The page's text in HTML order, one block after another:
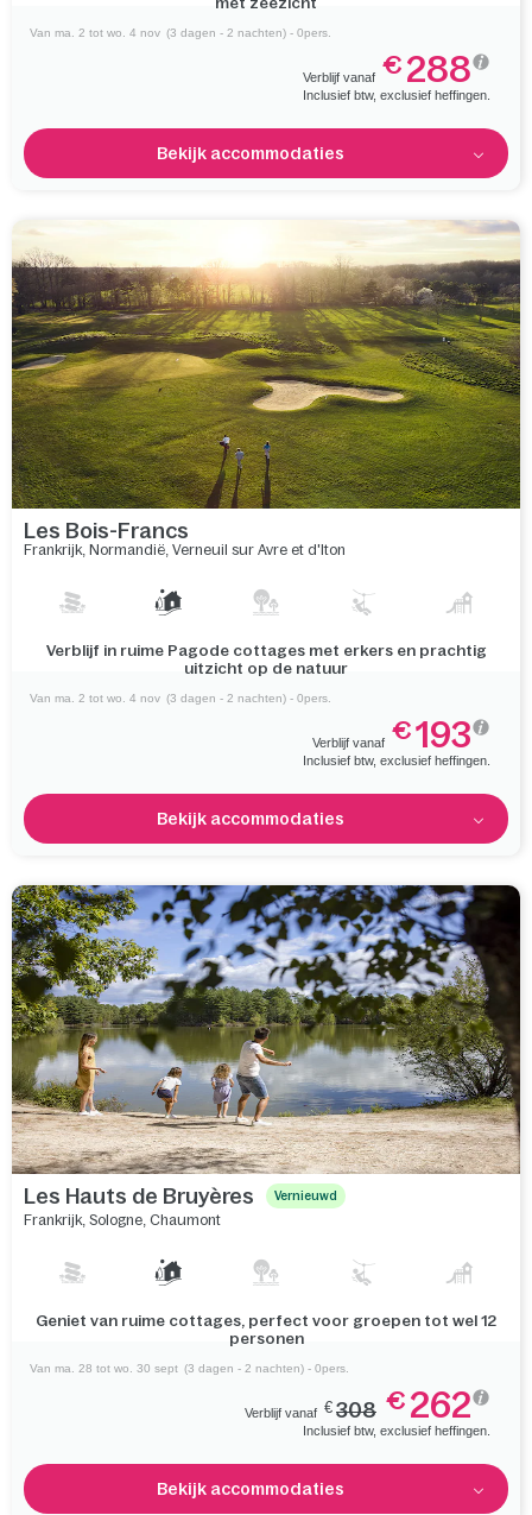
Van ma. 2 tot wo. 4 nov (3 dagen - 2 nachten) - 0pers.
Verblijf vanaf € 288
Inclusief btw, exclusief heffingen.
Bekijk accommodaties
Les Bois-Francs
Frankrijk, Normandië, Verneuil sur Avre et d'Iton
Verken dit grote park, doorkruist door een meer en omgeven
door rustige bossen
Van ma. 2 tot wo. 4 nov (3 dagen - 2 nachten) - 0pers.
Verblijf vanaf €193
Inclusief btw, exclusief heffingen.
Bekijk accommodaties
Les Hauts de Bruyères Vernieuwd
Frankrijk, Sologne, Chaumont
Verken de Sologne, een streek vol bossen en charmante
dorpjes om te ontdekken
Van ma. 28 tot wo. 30 sept (3 dagen - 2 nachten) - 0pers.
Verblijf vanaf € 308 € 262
Inclusief btw, exclusief heffingen.
Bekijk accommodaties